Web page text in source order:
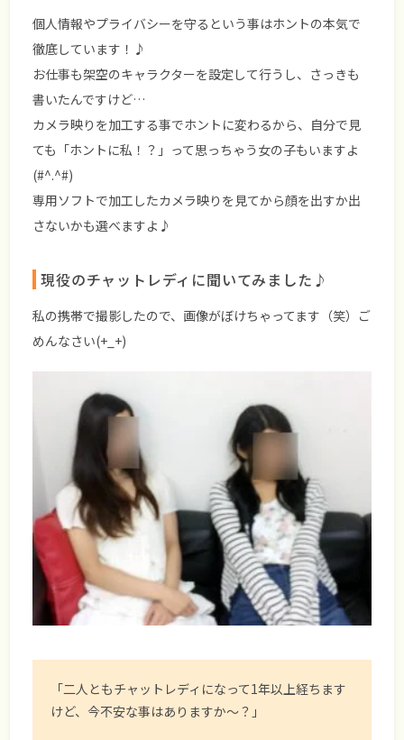
個人情報やプライバシーを守るという事はホントの本気で
徹底しています！♪
お仕事も架空のキャラクターを設定して行うし、さっきも
書いたんですけど…
カメラ映りを加工する事でホントに変わるから、自分で見
ても「ホントに私！？」って思っちゃう女の子もいますよ
(#^.^#)
専用ソフトで加工したカメラ映りを見てから顔を出すか出
さないかも選べますよ♪
現役のチャットレディに聞いてみました♪
私の携帯で撮影したので、画像がぼけちゃってます（笑）ご
めんなさい(+_+)
「二人ともチャットレディになって1年以上経ちます
けど、今不安な事はありますか～？」